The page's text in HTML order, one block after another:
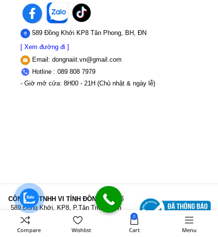
589 Đồng Khởi KP8 Tân Phong, BH, ĐN
[ Xem đường đi ]
Email: dongnaiit.vn@gmail.com
Hotline : 089 808 7979
- Giờ mở cửa: 8H00 - 21H (Chủ nhật & ngày lễ)
CÔNG TY TNHH VI TÍNH ĐỒNG NAI
Số
589,Đồng Khởi, KP8, P.Tân Triều, Tỉnh
Đồng Nai
MST: 3603507123 Sở Kế
hoạch và Đầu tư Tỉnh Đồng Nai cấp ngày
22/11/2017
Điện thoại: 089 808 7979
Compare Wishlist
0
Cart Menu